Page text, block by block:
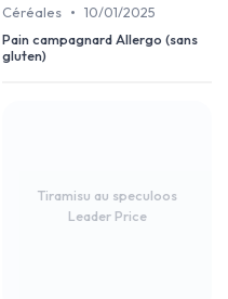
Céréales • 10/01/2025
Pain campagnard Allergo (sans
gluten)
Tiramisu au speculoos
Leader Price